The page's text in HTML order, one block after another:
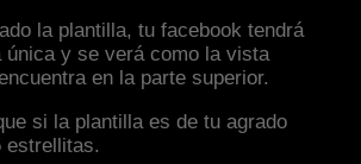
la plantilla, tu facebook tendrá
única y se verá como la vista
en la parte superior.
si la plantilla es de tu agrado
estrellitas.